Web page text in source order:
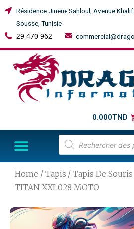
Résidence Jinene Sahloul, Avenue
Sousse, Tunisie
29 470 962
0.000TND
Home / Tapis / Tapis De
TITAN XXL028 MOTO